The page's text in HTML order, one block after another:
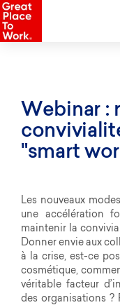
Webinar :
"smart
Les nouveaux
une accélération
maintenir la
Donner envie aux
à la crise, est-ce
cosmétique,
véritable facteur
des organisations ?